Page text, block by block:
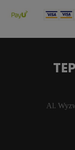
Al.